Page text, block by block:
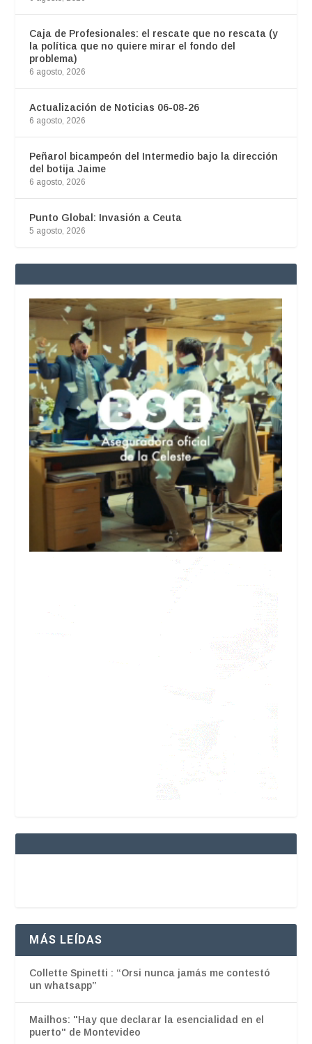
Caja de Profesionales: el rescate que no rescata (y
la política que no quiere mirar el fondo del
problema)
6 agosto, 2026
Actualización de Noticias 06-08-26
6 agosto, 2026
Peñarol bicampeón del Intermedio bajo la dirección
del botija Jaime
6 agosto, 2026
Punto Global: Invasión a Ceuta
5 agosto, 2026
MÁS LEÍDAS
Collette Spinetti : “Orsi nunca jamás me contestó
un whatsapp”
Mailhos: "Hay que declarar la esencialidad en el
puerto" de Montevideo